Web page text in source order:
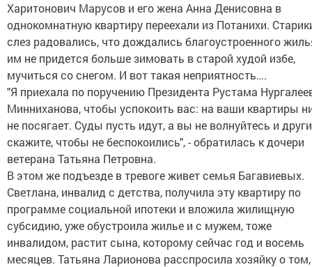
Харитонович Марусов и его жена Анна Денисовна в
однокомнатную квартиру переехали из Потанихи.
слез радовались, что дождались благоустроенного
им не придется больше зимовать в старой худой избе,
мучиться со снегом. И вот такая неприятность….
"Я приехала по поручению Президента Рустама
Минниханова, чтобы успокоить вас: на ваши квартиры
не посягает. Суды пусть идут, а вы не волнуйтесь и
скажите, чтобы не беспокоились", - обратилась к дочери
ветерана Татьяна Петровна.
В этом же подъезде в тревоге живет семья Багавиевых.
Светлана, инвалид с детства, получила эту квартиру по
программе социальной ипотеки и вложила жилищную
субсидию, уже обустроила жилье и с мужем, тоже
инвалидом, растит сына, которому сейчас год и восемь
месяцев. Татьяна Ларионова расспросила хозяйку о